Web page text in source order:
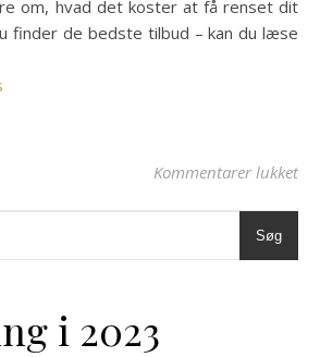
om, hvad det koster at få renset dit
finder de bedste tilbud – kan du læse
Kommentarer lukkettil
Søg
i 2023